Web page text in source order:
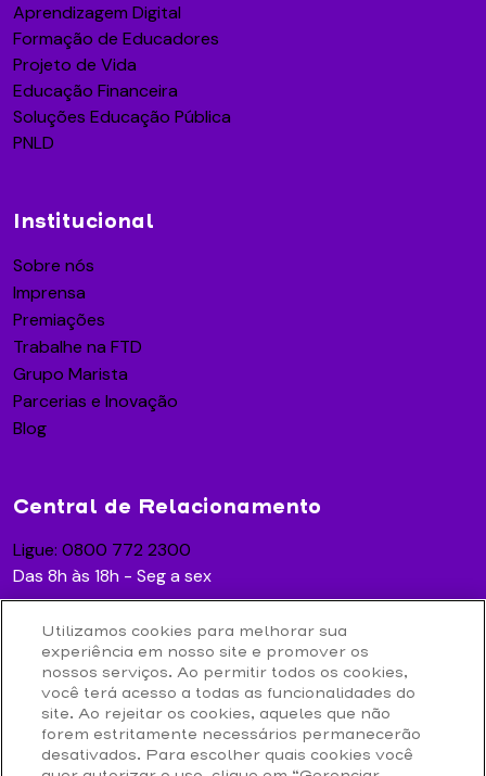
Aprendizagem Digital
Formação de Educadores
Projeto de Vida
Educação Financeira
Soluções Educação Pública
PNLD
Institucional
Sobre nós
Imprensa
Premiações
Trabalhe na FTD
Grupo Marista
Parcerias e Inovação
Blog
Central de Relacionamento
Ligue: 0800 772 2300
Das 8h às 18h - Seg a sex
Acesse
Contato
Loja Online
Privacidade e Proteção de Dados
Utilizamos cookies para melhorar sua
experiência em nosso site e promover os
nossos serviços. Ao permitir todos os cookies,
você terá acesso a todas as funcionalidades do
site. Ao rejeitar os cookies, aqueles que não
forem estritamente necessários permanecerão
desativados. Para escolher quais cookies você